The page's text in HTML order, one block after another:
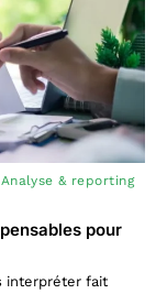
Analyse & reporting
pour
interpréter fait